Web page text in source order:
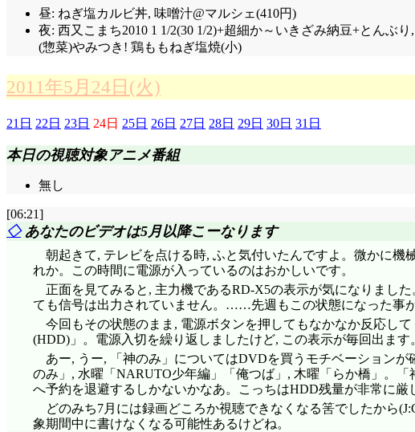
昼: ねぎ塩カルビ丼, 味噌汁@マルシェ(410円)
夜: 西又こまち2010 1 1/2(30 1/2)+超細か～いきざみ納豆+とんぶ
(惣菜)やみつき! 鶏ももねぎ塩焼(小)
2011年5月24日(火)
21日 22日 23日 24日 25日 26日 27日 28日 29日 30日 31日
本日の視聴対象アニメ番組
無し
[06:21]
◇あなたのビデオは5月以降こーなります
朝起きて, テレビを点ける時, ふと気付いたんですよ。微かに
れか。この時間に電源が入っているのはおかしいです。
正面を見てみると, 主力機であるRD-X5の表示が気になりまし
ても信号は出力されていません。……先週もこの状態になった事
今回もその状態のまま, 電源ボタンを押してもなかなか反応し
(HDD)」。電源入切を繰り返しましたけど, この表示が毎回出ま
あー, うー, 「神のみ」についてはDVDを買うモチベーション
のみ」, 水曜「NARUTO少年編」「俺つば」, 木曜「らか橋」。
へ予約を退避するしかないかなあ。こっちはHDD残量が非常に
どのみち7月には録画どころか視聴できなくなる筈でしたから
象期間中に書けなくなる可能性あるけどね。